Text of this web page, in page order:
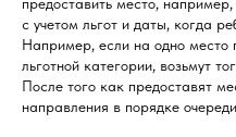
с учетом льгот и даты, когда
Например, если на одно место
льготной категории, возьмут
После того как предоставят
направления в порядке